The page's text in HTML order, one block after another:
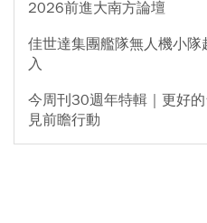
2026前進大南方論壇
佳世達集團艦隊無人機小
入
今周刊30週年特輯｜更好
見前瞻行動